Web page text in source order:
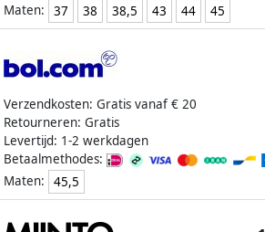
Maten:
37 38 38,5 43 44 45
Verzendkosten: Gratis vanaf € 20
Retourneren: Gratis
Levertijd: 1-2 werkdagen
Betaalmethodes:
Maten:
45,5